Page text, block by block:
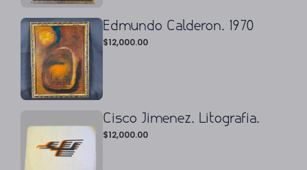
Edmundo Calderon. 1970
$12,000.00
Cisco Jimenez. Litografia.
$12,000.00